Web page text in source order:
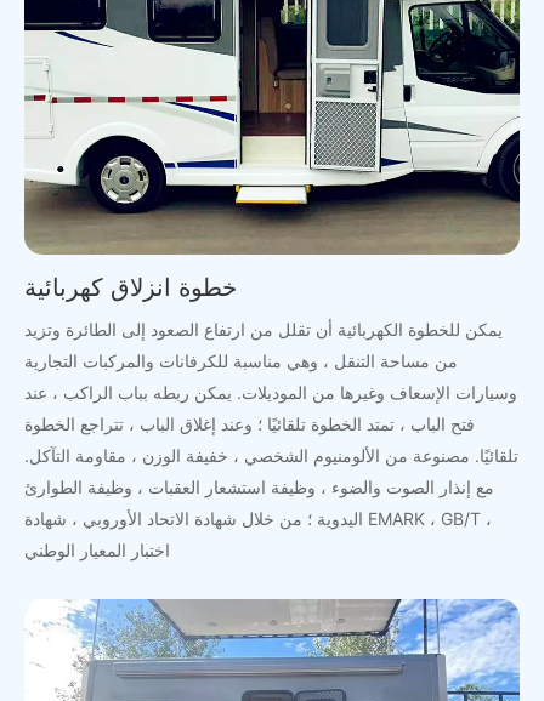
خطوة انزلاق كهربائية
يمكن للخطوة الكهربائية أن تقلل من ارتفاع الصعود إلى الطائرة وتزيد
من مساحة التنقل ، وهي مناسبة للكرفانات والمركبات التجارية
وسيارات الإسعاف وغيرها من الموديلات. يمكن ربطه بباب الراكب ، عند
فتح الباب ، تمتد الخطوة تلقائيًا ؛ وعند إغلاق الباب ، تتراجع الخطوة
تلقائيًا. مصنوعة من الألومنيوم الشخصي ، خفيفة الوزن ، مقاومة التآكل.
مع إنذار الصوت والضوء ، وظيفة استشعار العقبات ، وظيفة الطوارئ
اليدوية ؛ من خلال شهادة الاتحاد الأوروبي ، شهادة EMARK ، GB/T ،
اختبار المعيار الوطني